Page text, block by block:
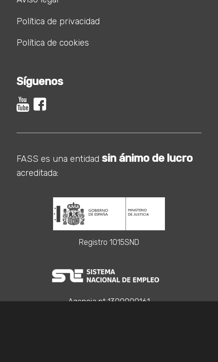
Política de privacidad
Política de cookies
Síguenos
FASS es una entidad sin ánimo de lucro
acreditada:
Registro 1015SND
Agencia nº 1300000161